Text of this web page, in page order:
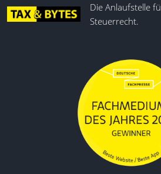
Die Anlaufstelle
Steuerrecht.